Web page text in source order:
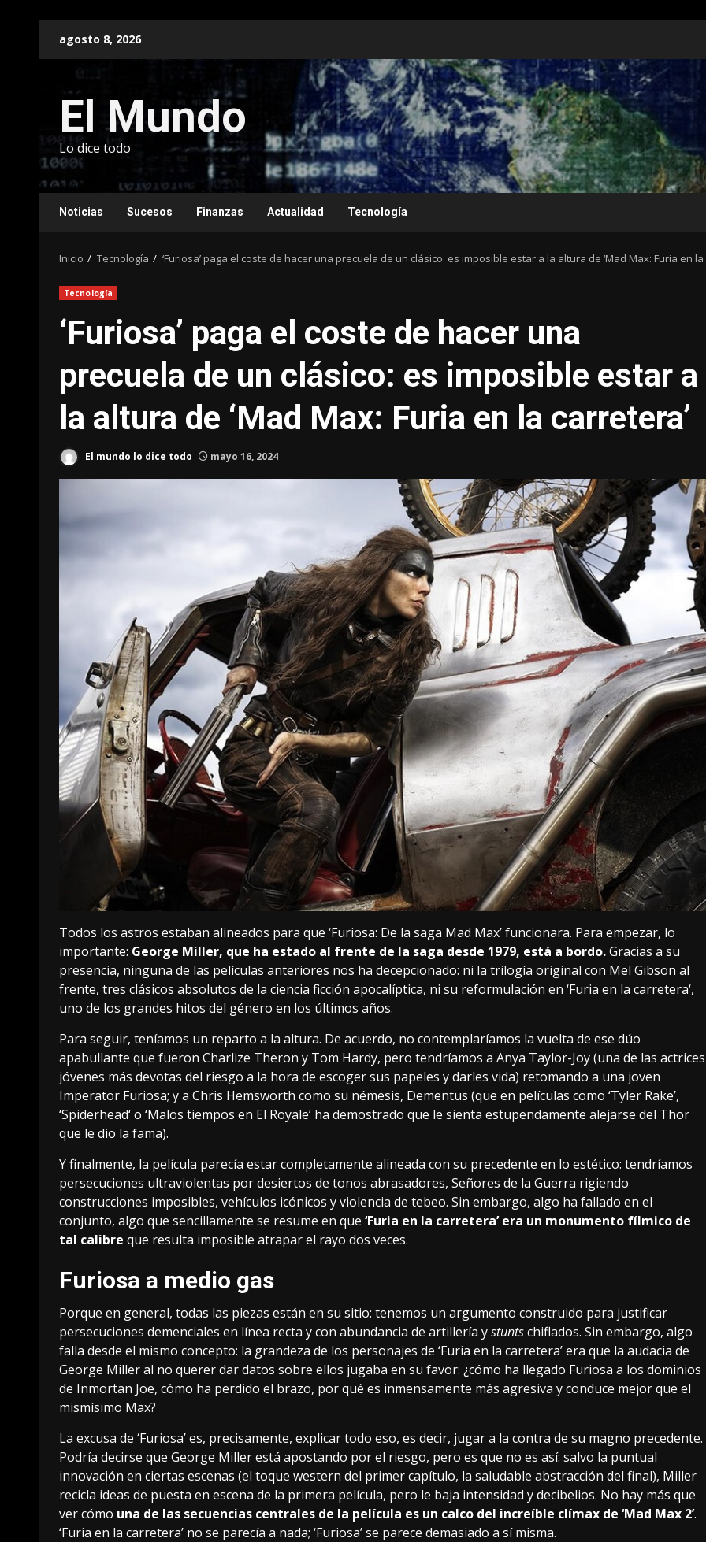
agosto 8, 2026
El Mundo
Lo dice todo
Noticias Sucesos Finanzas Actualidad Tecnología
Inicio Tecnología ‘Furiosa’ paga el coste de hacer una precuela de un clásico: es imposible estar a la altura de ‘Mad Max: Furia en la
Tecnología
‘Furiosa’ paga el coste de hacer una
precuela de un clásico: es imposible estar a
la altura de ‘Mad Max: Furia en la carretera’
El mundo lo dice todo mayo 16, 2024
Todos los astros estaban alineados para que ‘Furiosa: De la saga Mad Max’ funcionara. Para empezar, lo
importante: George Miller, que ha estado al frente de la saga desde 1979, está a bordo.Gracias a su
presencia, ninguna de las películas anteriores nos ha decepcionado: ni la trilogía original con Mel Gibson al
frente, tres clásicos absolutos de la ciencia ficción apocalíptica, ni su reformulación en ‘Furia en la carretera‘,
uno de los grandes hitos del género en los últimos años.
Para seguir, teníamos un reparto a la altura. De acuerdo, no contemplaríamos la vuelta de ese dúo
apabullante que fueron Charlize Theron y Tom Hardy, pero tendríamos a Anya Taylor-Joy (una de las actrices
jóvenes más devotas del riesgo a la hora de escoger sus papeles y darles vida) retomando a una joven
Imperator Furiosa; y a Chris Hemsworth como su némesis, Dementus (que en películas como ‘Tyler Rake’,
‘Spiderhead‘ o ‘Malos tiempos en El Royale’ ha demostrado que le sienta estupendamente alejarse del Thor
que le dio la fama).
Y finalmente, la película parecía estar completamente alineada con su precedente en lo estético: tendríamos
persecuciones ultraviolentas por desiertos de tonos abrasadores, Señores de la Guerra rigiendo
construcciones imposibles, vehículos icónicos y violencia de tebeo. Sin embargo, algo ha fallado en el
conjunto, algo que sencillamente se resume en que ‘Furia en la carretera’ era un monumento fílmico de
tal calibre que resulta imposible atrapar el rayo dos veces.
Furiosa a medio gas
Porque en general, todas las piezas están en su sitio: tenemos un argumento construido para justificar
persecuciones demenciales en línea recta y con abundancia de artillería ystuntschiflados. Sin embargo, algo
falla desde el mismo concepto: la grandeza de los personajes de ‘Furia en la carretera’ era que la audacia de
George Miller al no querer dar datos sobre ellos jugaba en su favor: ¿cómo ha llegado Furiosa a los dominios
de Inmortan Joe, cómo ha perdido el brazo, por qué es inmensamente más agresiva y conduce mejor que el
mismísimo Max?
La excusa de ‘Furiosa’ es, precisamente, explicar todo eso, es decir, jugar a la contra de su magno precedente.
Podría decirse que George Miller está apostando por el riesgo, pero es que no es así: salvo la puntual
innovación en ciertas escenas (el toque western del primer capítulo, la saludable abstracción del final), Miller
recicla ideas de puesta en escena de la primera película, pero le baja intensidad y decibelios. No hay más que
ver cómo una de las secuencias centrales de la película es un calco del increíble clímax de ‘Mad Max 2’.
‘Furia en la carretera’ no se parecía a nada; ‘Furiosa’ se parece demasiado a sí misma.